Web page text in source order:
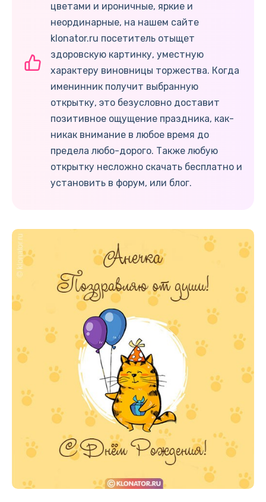
цветами и ироничные, яркие и
неординарные, на нашем сайте
klonator.ru посетитель отыщет
здоровскую картинку, уместную
характеру виновницы торжества. Когда
именинник получит выбранную
открытку, это безусловно доставит
позитивное ощущение праздника, как-
никак внимание в любое время до
предела любо-дорого. Также любую
открытку несложно скачать бесплатно и
установить в форум, или блог.